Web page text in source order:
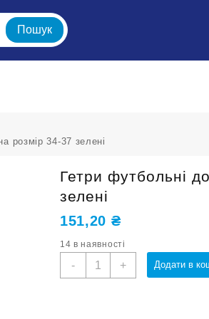
Пошук
розмір 34-37 зелені
Гетри футбольні
зелені
151,20 ₴
14 в наявності
-
Гетри
+ Додати в